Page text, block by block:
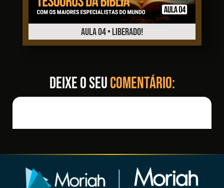
AULA 04 • LIBERADO!
Deixe o seucomentário: